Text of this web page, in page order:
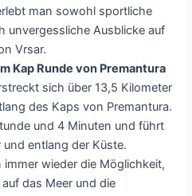
man sowohl sportliche
unvergessliche Ausblicke auf
Vrsar.
Kap Runde von Premantura
sich über 13,5 Kilometer
des Kaps von Premantura.
und 4 Minuten und führt
entlang der Küste.
wieder die Möglichkeit,
das Meer und die